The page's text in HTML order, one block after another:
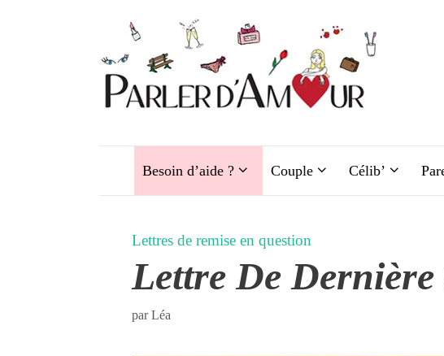
Besoin d’aide ? Couple Célib’
Lettres de remise en question
Lettre De Dernière
parLéa